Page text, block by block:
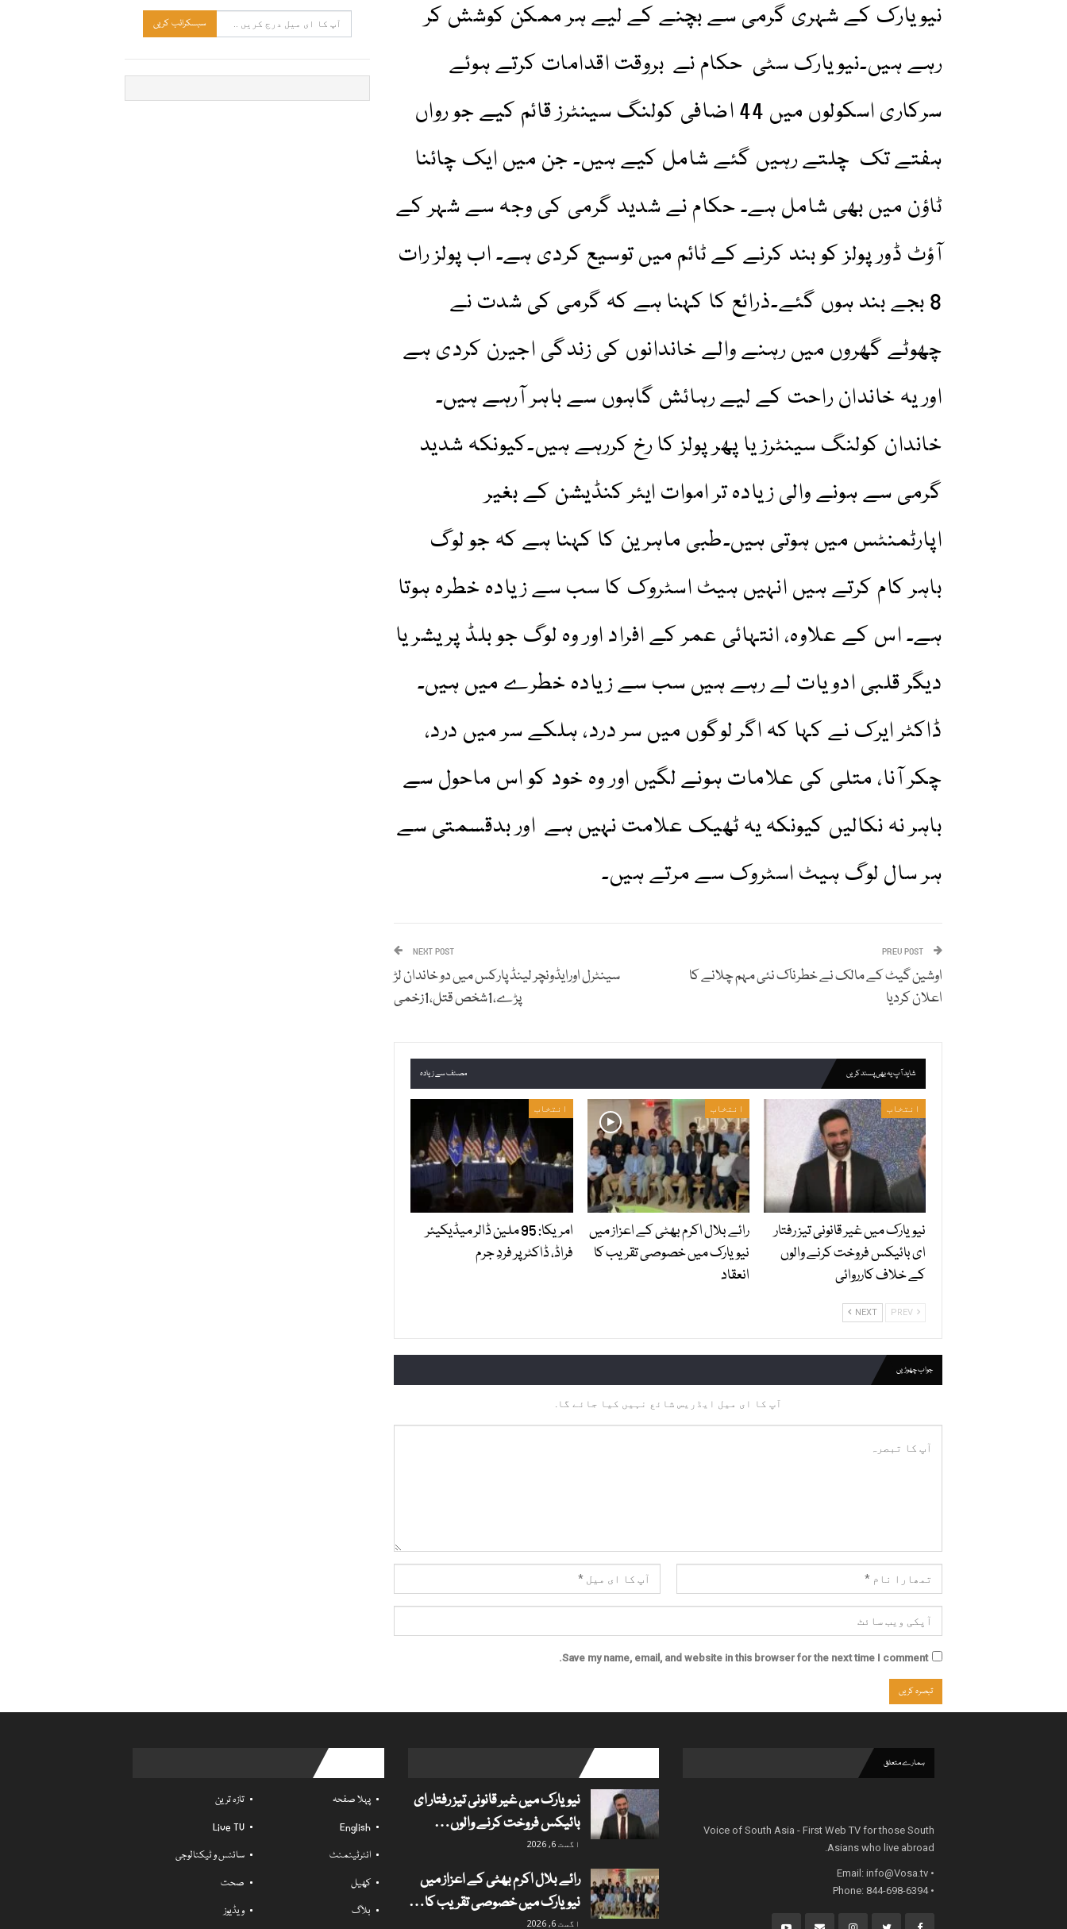
نیویارک کے شہری گرمی سے بچنے کے لیے ہر ممکن کوشش کر
رہے ہیں۔نیویارک سٹی حکام نے بروقت اقدامات کرتے ہوئے
سرکاری اسکولوں میں 44 اضافی کولنگ سینٹرز قائم کیے جو رواں
ہفتے تک چلتے رہیں گئے شامل کیے ہیں۔ جن میں ایک چائنا
ٹاؤن میں بھی شامل ہے۔ حکام نے شدید گرمی کی وجہ سے شہر کے
آؤٹ ڈور پولز کو بند کرنے کے ٹائم میں توسیع کردی ہے۔ اب پولز رات
8 بجے بند ہوں گئے۔ذرائع کا کہنا ہے کہ گرمی کی شدت نے
چھوٹے گھروں میں رہنے والے خاندانوں کی زندگی اجیرن کردی ہے
اور یہ خاندان راحت کے لیے رہائش گاہوں سے باہر آرہے ہیں۔
خاندان کولنگ سینٹرز یا پھر پولز کا رخ کررہے ہیں۔کیونکہ شدید
گرمی سے ہونے والی زیادہ تر اموات ایئر کنڈیشن کے بغیر
اپارٹمنٹس میں ہوتی ہیں۔طبی ماہرین کا کہنا ہے کہ جو لوگ
باہر کام کرتے ہیں انہیں ہیٹ اسٹروک کا سب سے زیادہ خطرہ ہوتا
ہے۔ اس کے علاوہ، انتہائی عمر کے افراد اور وہ لوگ جو بلڈ پریشر یا
دیگر قلبی ادویات لے رہے ہیں سب سے زیادہ خطرے میں ہیں۔
ڈاکٹر ایرک نے کہا کہ اگر لوگوں میں سر درد، ہلکے سر میں درد،
چکر آنا، متلی کی علامات ہونے لگیں اور وہ خود کو اس ماحول سے
باہر نہ نکالیں کیونکہ یہ ٹھیک علامت نہیں ہے اور بدقسمتی سے
ہر سال لوگ ہیٹ اسٹروک سے مرتے ہیں۔
اوشین گیٹ کے مالک نے خطرناک نئی مہم چلانے کا
اعلان کردیا
NEXT POST
سینٹرل اورایڈونچر لینڈ پارکس میں دو خاندان لڑ
پڑے،1شخص قتل،1زخمی
شاید آپ یہ بھی پسند کریں مصنف سے زیادہ
انتخاب
نیویارک میں غیر قانونی تیز رفتار
ای بائیکس فروخت کرنے والوں
کے خلاف کارروائی
انتخاب
رائے بلال اکرم بھٹی کے اعزاز میں
نیویارک میں خصوصی تقریب کا
انعقاد
انتخاب
امریکا: 95 ملین ڈالر میڈیکیئر
فراڈ، ڈاکٹر پر فردِ جرم
NEXT
جواب چھوڑیں
آپ کا ای میل ایڈریس شائع نہیں کیا جائے گا.
Save my name, email, and website in this browser for the next time I comment.
سبسکرائب کریں
ہمارے متعلق
Voice of South Asia - First Web TV for those South
Asians who live abroad.
• Email:
info@Vosa.tv
• Phone: 844-698-6394
نیویارک میں غیر قانونی تیز رفتار ای
بائیکس فروخت کرنے والوں…
اگست 6, 2026
رائے بلال اکرم بھٹی کے اعزاز میں
نیویارک میں خصوصی تقریب کا…
اگست 6, 2026
پہلا صفحہ
تازہ ترین
English
Live TV
انٹرٹینمنٹ
سائنس و ٹیکنالوجی
کھیل
صحت
بلاگ
ویڈیوز